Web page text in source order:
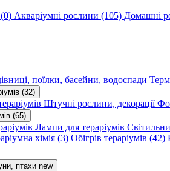
(0) Акваріумні рослини (105) Домашні
поїлки, басейни, водоспади
(32)
Штучні рослини, декорації
(65)
Лампи для тераріумів
хімія (3) Обігрів тераріумів (42)
птахи new